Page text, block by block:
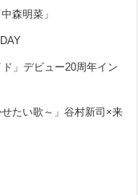
森明菜」
」デビュー20周年イン
たい歌～」谷村新司×来